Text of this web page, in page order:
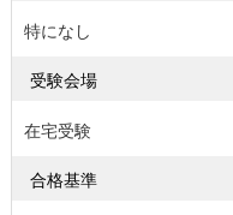
特になし
受験会場
在宅受験
合格基準